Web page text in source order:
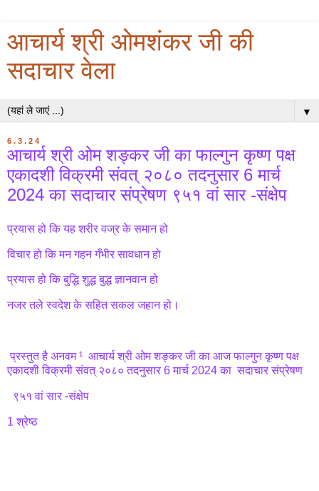
आचार्य श्री ओमशंकर जी की
सदाचार वेला
▼
6.3.24
आचार्य श्री ओम शङ्कर जी का फाल्गुन कृष्ण पक्ष
एकादशी विक्रमी संवत् २०८० तदनुसार 6 मार्च
2024 का सदाचार संप्रेषण ९५१ वां सार -संक्षेप
प्रयास हो कि यह शरीर वज्र के समान हो
विचार हो कि मन गहन गँभीर सावधान हो
प्रयास हो कि बुद्धि शुद्ध बुद्ध ज्ञानवान हो
नजर तले स्वदेश के सहित सकल जहान हो।
प्रस्तुत है अनवम ¹ आचार्य श्री ओम शङ्कर जी का आज फाल्गुन कृष्ण पक्ष
एकादशी विक्रमी संवत् २०८० तदनुसार 6 मार्च 2024 का सदाचार संप्रेषण
९५१ वां सार -संक्षेप
1 श्रेष्ठ